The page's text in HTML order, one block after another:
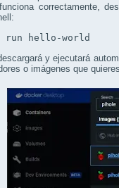
correctamente,
run hello-world
y ejecutará
o imágenes que